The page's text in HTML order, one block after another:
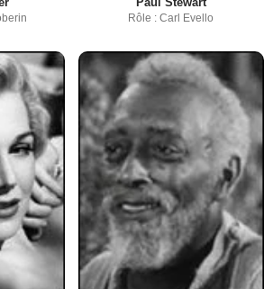
Rôle : Carl Evello